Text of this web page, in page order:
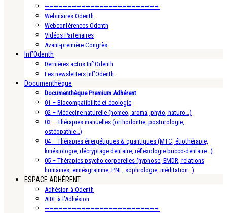
—————————————————————————-
Webinaires Odenth
Webconférences Odenth
Vidéos Partenaires
Avant-première Congrès
Inf’Odenth
Dernières actus Inf’Odenth
Les newsletters Inf’Odenth
Documenthèque
Documenthèque Premium Adhérent
01 – Biocompatibilité et écologie
02 – Médecine naturelle (homeo, aroma, phyto, naturo…)
03 – Thérapies manuelles (orthodontie, posturologie,
ostéopathie…)
04 – Thérapies énergétiques & quantiques (MTC, étiothérapie,
kinésiologie, décryptage dentaire, réflexologie bucco-dentaire…)
05 – Thérapies psycho-corporelles (hypnose, EMDR, relations
humaines, ennéagramme, PNL, sophrologie, méditation…)
ESPACE ADHÉRENT
Adhésion à Odenth
AIDE à l’Adhésion
—————————————————————————-